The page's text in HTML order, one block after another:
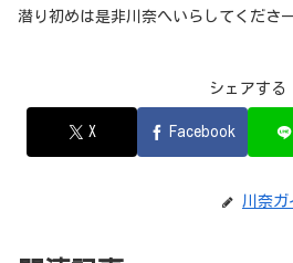
潜り初めは是非川奈へいらしてくださー
シェアする
X Facebook
川奈